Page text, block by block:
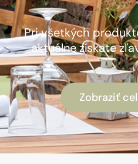
Pri všetkých
aktuálne získate
Zobraziť